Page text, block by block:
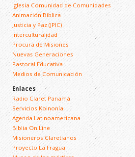
Iglesia Comunidad de Comunidades
Animación Bíblica
Justicia y Paz (JPIC)
Interculturalidad
Procura de Misiones
Nuevas Generaciones
Pastoral Educativa
Medios de Comunicación
Enlaces
Radio Claret Panamá
Servicios Koinonía
Agenda Latinoamericana
Biblia On Line
Misioneros Claretianos
Proyecto La Fragua